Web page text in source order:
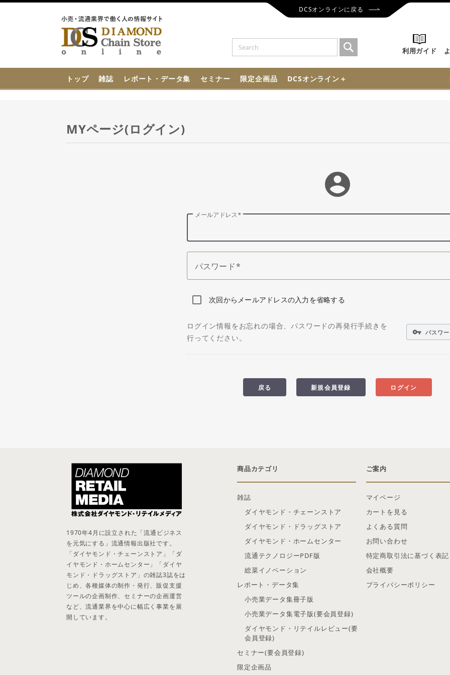
DCSオンラインに戻る
利用ガイド
トップ 雑誌 レポート・データ集 セミナー 限定企画品 DCSオンライン＋
MYページ(ログイン)
account_circle
メールアドレス
パスワード
次回からメールアドレスの入力を省略する
ログイン情報をお忘れの場合、パスワードの再発行手続きを
行ってください。
vpn_key パスワ
ログイン
新規会員登録
戻る
商品カテゴリ
雑誌
ダイヤモンド・チェーンストア
ダイヤモンド・ドラッグストア
ダイヤモンド・ホームセンター
流通テクノロジーPDF版
総菜イノベーション
レポート・データ集
小売業データ集冊子版
小売業データ集電子版(要会員登録)
ダイヤモンド・リテイルレビュー(要
会員登録)
セミナー(要会員登録)
限定企画品
ご案内
マイページ
カートを見る
よくある質問
お問い合わせ
特定商取引法に基づく表記
会社概要
プライバシーポリシー
1970年4月に設立された「流通ビジネス
を元気にする」流通情報出版社です。
「ダイヤモンド・チェーンストア」「ダ
イヤモンド・ホームセンター」「ダイヤ
モンド・ドラッグストア」の雑誌3誌をは
じめ、各種媒体の制作・発行、販促支援
ツールの企画制作、セミナーの企画運営
など、流通業界を中心に幅広く事業を展
開しています。